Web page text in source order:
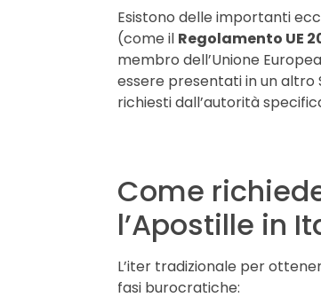
Esistono delle importanti
(come il Regolamento UE
membro dell’Unione
essere presentati in un altro
richiesti dall’autorità
Come
l’Apostille in
L’iter tradizionale per
fasi burocratiche: